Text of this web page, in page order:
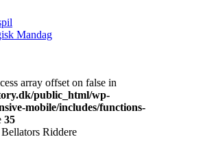
Mandag
array offset on false in
public_html/wp-
mobile/includes/functions-
35
Bellators Riddere